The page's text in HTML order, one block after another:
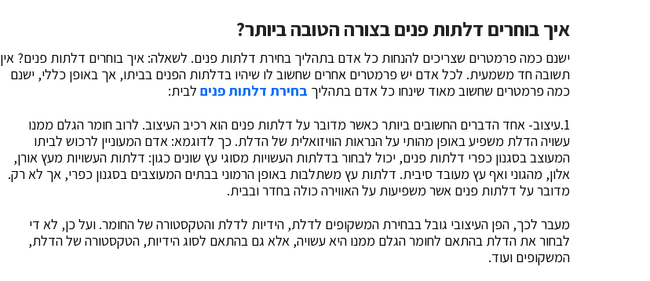
איך בוחרים דלתות פנים בצורה הטובה ביותר?
ישנם כמה פרמטרים שצריכים להנחות כל אדם בתהליך בחירת דלתות פנים. לשאלה: איך בוחרים דלתות פנים? אין
תשובה חד משמעית. לכל אדם יש פרמטרים אחרים שחשוב לו שיהיו בדלתות הפנים בביתו, אך באופן כללי, ישנם
כמה פרמטרים שחשוב מאוד שינחו כל אדם בתהליך בחירת דלתות פנים לבית:
1.עיצוב- אחד הדברים החשובים ביותר כאשר מדובר על דלתות פנים הוא רכיב העיצוב. לרוב חומר הגלם ממנו
עשויה הדלת משפיע באופן מהותי על הנראות הוויזואלית של הדלת. כך לדוגמא: אדם המעוניין לרכוש לביתו
המעוצב בסגנון כפרי דלתות פנים, יכול לבחור בדלתות העשויות מסוגי עץ שונים כגון: דלתות העשויות מעץ אורן,
אלון, מהגוני ואף עץ מעובד סיבית. דלתות עץ משתלבות באופן הרמוני בבתים המעוצבים בסגנון כפרי, אך לא רק.
מדובר על דלתות פנים אשר משפיעות על האווירה כולה בחדר ובבית.
מעבר לכך, הפן העיצובי גובל בבחירת המשקופים לדלת, הידיות לדלת והטקסטורה של החומר. ועל כן, לא די
לבחור את הדלת בהתאם לחומר הגלם ממנו היא עשויה, אלא גם בהתאם לסוג הידיות, הטקסטורה של הדלת,
המשקופים ועוד.